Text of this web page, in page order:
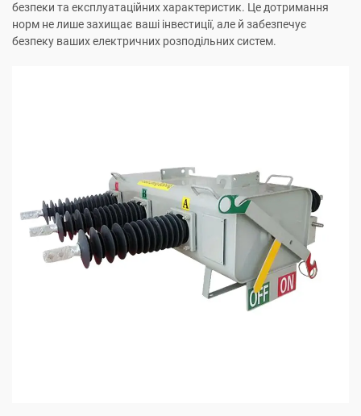
безпеки та експлуатаційних характеристик. Це дотримання
норм не лише захищає ваші інвестиції, але й забезпечує
безпеку ваших електричних розподільних систем.